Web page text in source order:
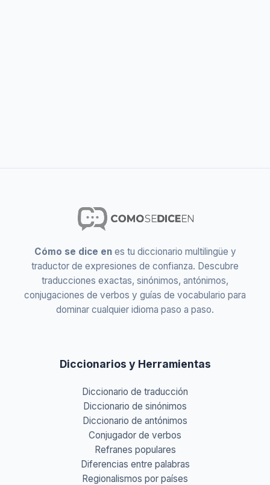
Cómo se dice enes tu diccionario multilingüe y
traductor de expresiones de confianza. Descubre
traducciones exactas, sinónimos, antónimos,
conjugaciones de verbos y guías de vocabulario para
dominar cualquier idioma paso a paso.
Diccionarios y Herramientas
Diccionario de traducción
Diccionario de sinónimos
Diccionario de antónimos
Conjugador de verbos
Refranes populares
Diferencias entre palabras
Regionalismos por países